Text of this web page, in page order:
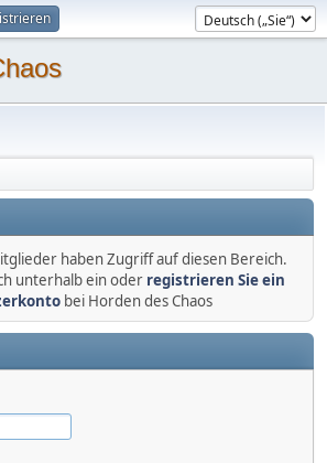
haben Zugriff auf diesen Bereich.
unterhalb ein oder registrieren Sie ein
bei Horden des Chaos